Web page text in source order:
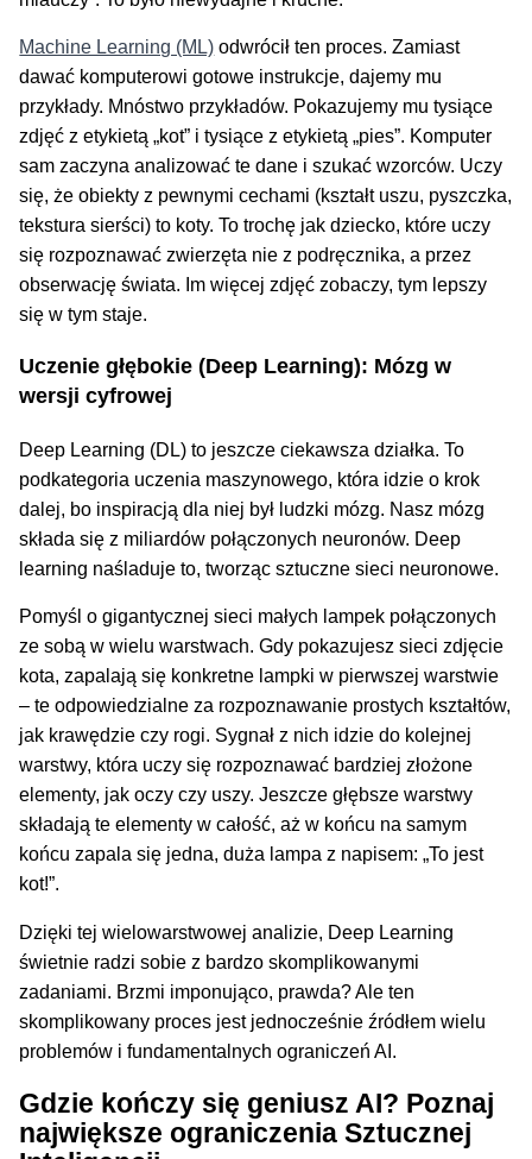
Machine Learning (ML) odwrócił ten proces. Zamiast
dawać komputerowi gotowe instrukcje, dajemy mu
przykłady. Mnóstwo przykładów. Pokazujemy mu tysiące
zdjęć z etykietą „kot” i tysiące z etykietą „pies”. Komputer
sam zaczyna analizować te dane i szukać wzorców. Uczy
się, że obiekty z pewnymi cechami (kształt uszu, pyszczka,
tekstura sierści) to koty. To trochę jak dziecko, które uczy
się rozpoznawać zwierzęta nie z podręcznika, a przez
obserwację świata. Im więcej zdjęć zobaczy, tym lepszy
się w tym staje.
Uczenie głębokie (Deep Learning): Mózg w
wersji cyfrowej
Deep Learning (DL) to jeszcze ciekawsza działka. To
podkategoria uczenia maszynowego, która idzie o krok
dalej, bo inspiracją dla niej był ludzki mózg. Nasz mózg
składa się z miliardów połączonych neuronów. Deep
learning naśladuje to, tworząc sztuczne sieci neuronowe.
Pomyśl o gigantycznej sieci małych lampek połączonych
ze sobą w wielu warstwach. Gdy pokazujesz sieci zdjęcie
kota, zapalają się konkretne lampki w pierwszej warstwie
– te odpowiedzialne za rozpoznawanie prostych kształtów,
jak krawędzie czy rogi. Sygnał z nich idzie do kolejnej
warstwy, która uczy się rozpoznawać bardziej złożone
elementy, jak oczy czy uszy. Jeszcze głębsze warstwy
składają te elementy w całość, aż w końcu na samym
końcu zapala się jedna, duża lampa z napisem: „To jest
kot!”.
Dzięki tej wielowarstwowej analizie, Deep Learning
świetnie radzi sobie z bardzo skomplikowanymi
zadaniami. Brzmi imponująco, prawda? Ale ten
skomplikowany proces jest jednocześnie źródłem wielu
problemów i fundamentalnych ograniczeń AI.
Gdzie kończy się geniusz AI? Poznaj
największe ograniczenia Sztucznej